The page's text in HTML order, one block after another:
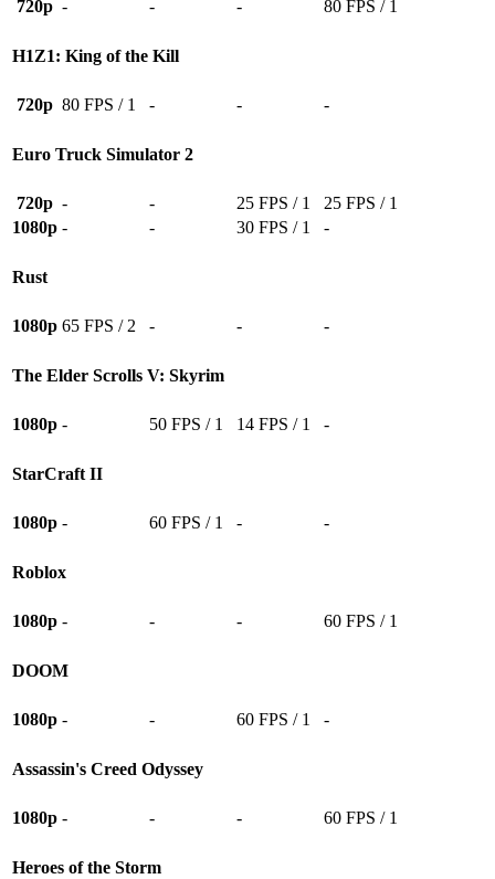
720p - - - 80 FPS / 1
H1Z1: King of the Kill
720p 80 FPS / 1 - - -
Euro Truck Simulator 2
720p - - 25 FPS / 1
25 FPS / 1
1080p - - 30 FPS / 1 -
Rust
1080p 65 FPS / 2 - - -
The Elder Scrolls V: Skyrim
1080p - 50 FPS / 1 14 FPS / 1 -
StarCraft II
1080p - 60 FPS / 1 - -
Roblox
1080p - - - 60 FPS / 1
DOOM
1080p - - 60 FPS / 1 -
Assassin's Creed Odyssey
1080p - - - 60 FPS / 1
Heroes of the Storm